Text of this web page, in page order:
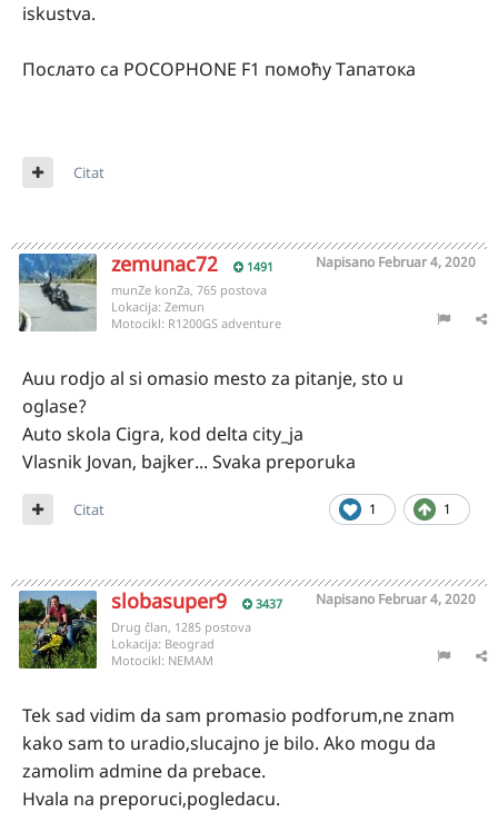
iskustva.
Послато са POCOPHONE F1 помоћу Тапатока
Citat
zemunac72 1491 Napisano Februar 4, 2020
munZe konZa, 765 postova
Lokacija: Zemun
Motocikl: R1200GS adventure
Auu rodjo al si omasio mesto za pitanje, sto u
oglase?
Auto skola Cigra, kod delta city_ja
Vlasnik Jovan, bajker... Svaka preporuka
1 1
Citat
slobasuper9 3437 Napisano Februar 4, 2020
Drug član, 1285 postova
Lokacija: Beograd
Motocikl: NEMAM
Tek sad vidim da sam promasio podforum,ne znam
kako sam to uradio,slucajno je bilo. Ako mogu da
zamolim admine da prebace.
Hvala na preporuci,pogledacu.